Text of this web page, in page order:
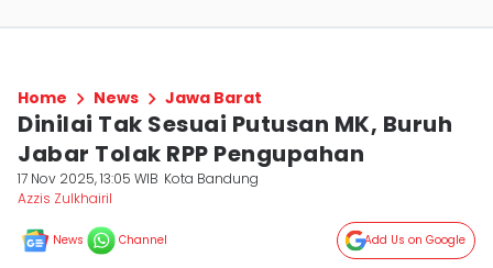
Home News Jawa Barat
Dinilai Tak Sesuai Putusan MK, Buruh
Jabar Tolak RPP Pengupahan
17 Nov 2025, 13:05 WIB Kota Bandung
Azzis Zulkhairil
News Channel Add Us on Google